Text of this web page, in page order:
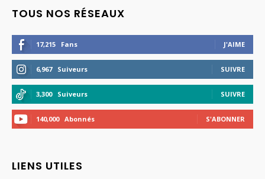
TOUS NOS RÉSEAUX
17,215 Fans J'AIME
6,967 Suiveurs SUIVRE
3,300 Suiveurs SUIVRE
140,000 Abonnés S'ABONNER
LIENS UTILES